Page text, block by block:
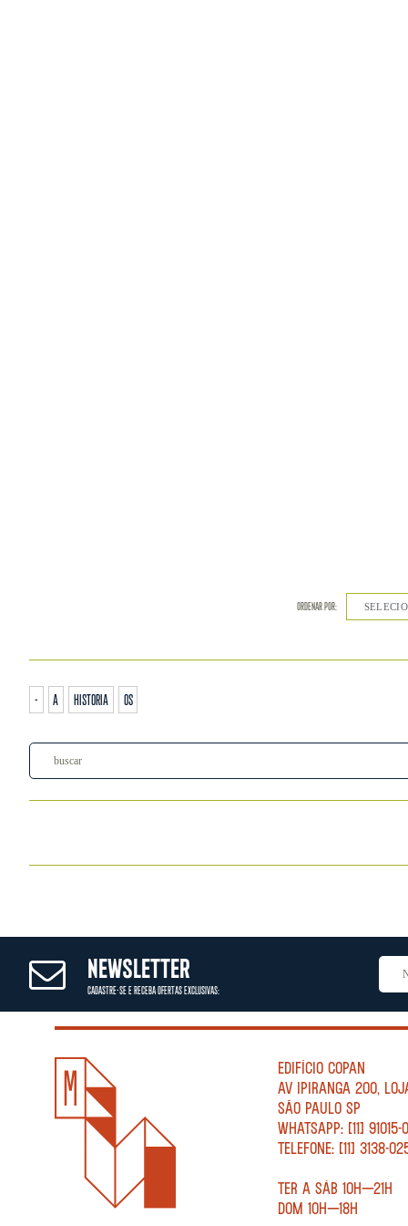
ORDENAR POR: SELECIONE
- a historia os
NEWSLETTER
CADASTRE-SE E RECEBA OFERTAS EXCLUSIVAS:
EDIFÍCIO COPAN
AV IPIRANGA 200,
SÃO PAULO SP
WHATSAPP: [11] 91015-
TELEFONE: [11] 3138-
TER A SÁB 10H—21H
DOM 10H—18H